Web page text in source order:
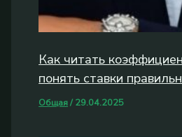
Как читать
понять ставки
Общая/ 29.04.2025